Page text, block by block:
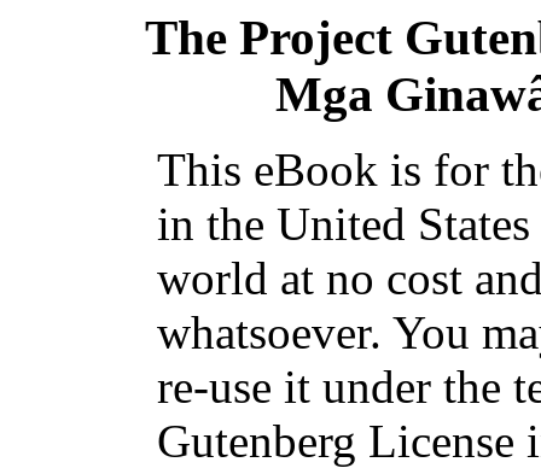
The Project
Mga
This eBook is for
in the United
world at no cost
whatsoever. You
re-use it under the
Gutenberg